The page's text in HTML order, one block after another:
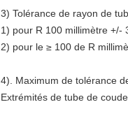
3) Tolérance de rayon de
1) pour R 100 millimètre +/-
2) pour le ≥ 100 de R
4). Maximum de tolérance
Extrémités de tube de